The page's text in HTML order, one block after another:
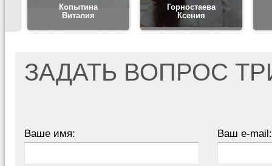
Копытина
Виталия
Горностаева
Ксения
ЗАДАТЬ ВОПРОС
Ваше имя: Ваш e-mail: